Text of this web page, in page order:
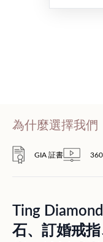
為什麼選擇我們
GIA 証書
Ting
石、訂婚戒